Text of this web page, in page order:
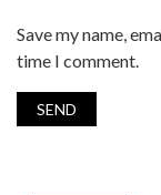
Save my name,
time I comment.